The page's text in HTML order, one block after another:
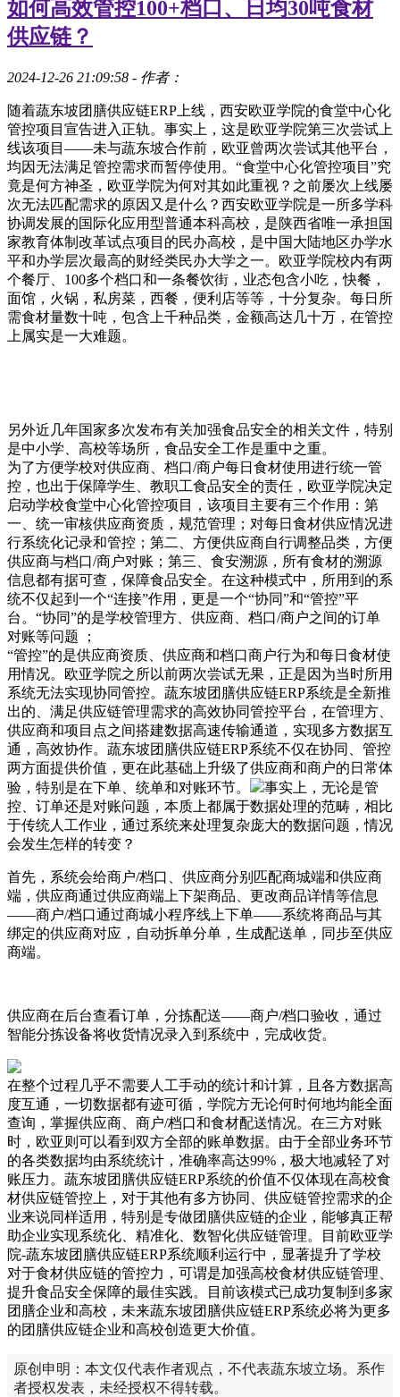
如何高效管控100+档口、日均30吨食材
供应链？
2024-12-26 21:09:58 - 作者：
随着蔬东坡团膳供应链ERP上线，西安欧亚学院的食堂中心化
管控项目宣告进入正轨。事实上，这是欧亚学院第三次尝试上
线该项目——未与蔬东坡合作前，欧亚曾两次尝试其他平台，
均因无法满足管控需求而暂停使用。“食堂中心化管控项目”究
竟是何方神圣，欧亚学院为何对其如此重视？之前屡次上线屡
次无法匹配需求的原因又是什么？西安欧亚学院是一所多学科
协调发展的国际化应用型普通本科高校，是陕西省唯一承担国
家教育体制改革试点项目的民办高校，是中国大陆地区办学水
平和办学层次最高的财经类民办大学之一。欧亚学院校内有两
个餐厅、100多个档口和一条餐饮街，业态包含小吃，快餐，
面馆，火锅，私房菜，西餐，便利店等等，十分复杂。每日所
需食材量数十吨，包含上千种品类，金额高达几十万，在管控
上属实是一大难题。
另外近几年国家多次发布有关加强食品安全的相关文件，特别
是中小学、高校等场所，食品安全工作是重中之重。
为了方便学校对供应商、档口/商户每日食材使用进行统一管
控，也出于保障学生、教职工食品安全的责任，欧亚学院决定
启动学校食堂中心化管控项目，该项目主要有三个作用：第
一、统一审核供应商资质，规范管理；对每日食材供应情况进
行系统化记录和管控；第二、方便供应商自行调整品类，方便
供应商与档口/商户对账；第三、食安溯源，所有食材的溯源
信息都有据可查，保障食品安全。在这种模式中，所用到的系
统不仅起到一个“连接”作用，更是一个“协同”和“管控”平
台。“协同”的是学校管理方、供应商、档口/商户之间的订单
对账等问题 ；
“管控”的是供应商资质、供应商和档口商户行为和每日食材使
用情况。欧亚学院之所以前两次尝试无果，正是因为当时所用
系统无法实现协同管控。蔬东坡团膳供应链ERP系统是全新推
出的、满足供应链管理需求的高效协同管控平台，在管理方、
供应商和项目点之间搭建数据高速传输通道，实现多方数据互
通，高效协作。蔬东坡团膳供应链ERP系统不仅在协同、管控
两方面提供价值，更在此基础上升级了供应商和商户的日常体
验，特别是在下单、统单和对账环节。
事实上，无论是管
控、订单还是对账问题，本质上都属于数据处理的范畴，相比
于传统人工作业，通过系统来处理复杂庞大的数据问题，情况
会发生怎样的转变？
首先，系统会给商户/档口、供应商分别匹配商城端和供应商
端，供应商通过供应商端上下架商品、更改商品详情等信息
——商户/档口通过商城小程序线上下单——系统将商品与其
绑定的供应商对应，自动拆单分单，生成配送单，同步至供应
商端。
供应商在后台查看订单，分拣配送——商户/档口验收，通过
智能分拣设备将收货情况录入到系统中，完成收货。
在整个过程几乎不需要人工手动的统计和计算，且各方数据高
度互通，一切数据都有迹可循，学院方无论何时何地均能全面
查询，掌握供应商、商户/档口和食材配送情况。在三方对账
时，欧亚则可以看到双方全部的账单数据。由于全部业务环节
的各类数据均由系统统计，准确率高达99%，极大地减轻了对
账压力。蔬东坡团膳供应链ERP系统的价值不仅体现在高校食
材供应链管控上，对于其他有多方协同、供应链管控需求的企
业来说同样适用，特别是专做团膳供应链的企业，能够真正帮
助企业实现系统化、精准化、数智化供应链管理。目前欧亚学
院-蔬东坡团膳供应链ERP系统顺利运行中，显著提升了学校
对于食材供应链的管控力，可谓是加强高校食材供应链管理、
提升食品安全保障的最佳实践。目前该模式已成功复制到多家
团膳企业和高校，未来蔬东坡团膳供应链ERP系统必将为更多
的团膳供应链企业和高校创造更大价值。
原创申明：本文仅代表作者观点，不代表蔬东坡立场。系作
者授权发表，未经授权不得转载。